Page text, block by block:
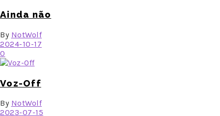
Ainda não
By NotWolf
2024-10-17
0
Voz-Off
By NotWolf
2023-07-15